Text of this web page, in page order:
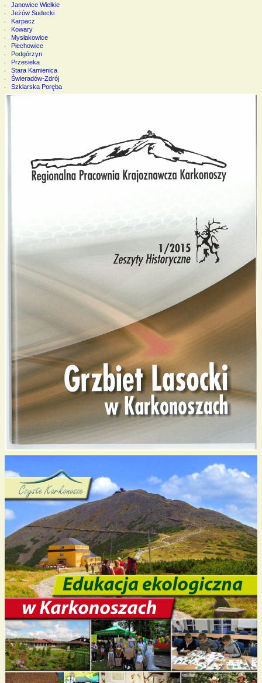
Janowice Wielkie
Jeżów Sudecki
Karpacz
Kowary
Mysłakowice
Piechowice
Podgórzyn
Przesieka
Stara Kamienica
Świeradów-Zdrój
Szklarska Poręba